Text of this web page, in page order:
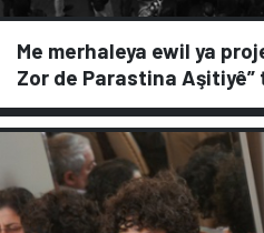
Me merhaleya ewil ya
Zor de Parastina Aşitiyê”